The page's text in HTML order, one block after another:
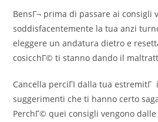
BensГ¬ prima di passare ai consigli
soddisfacentemente la tua anzi
eleggere un andatura dietro e
cosicchГ© ti stanno dando il
Cancella perciГІ dalla tua
suggerimenti che ti hanno certo
PerchГ© quei consigli vengono